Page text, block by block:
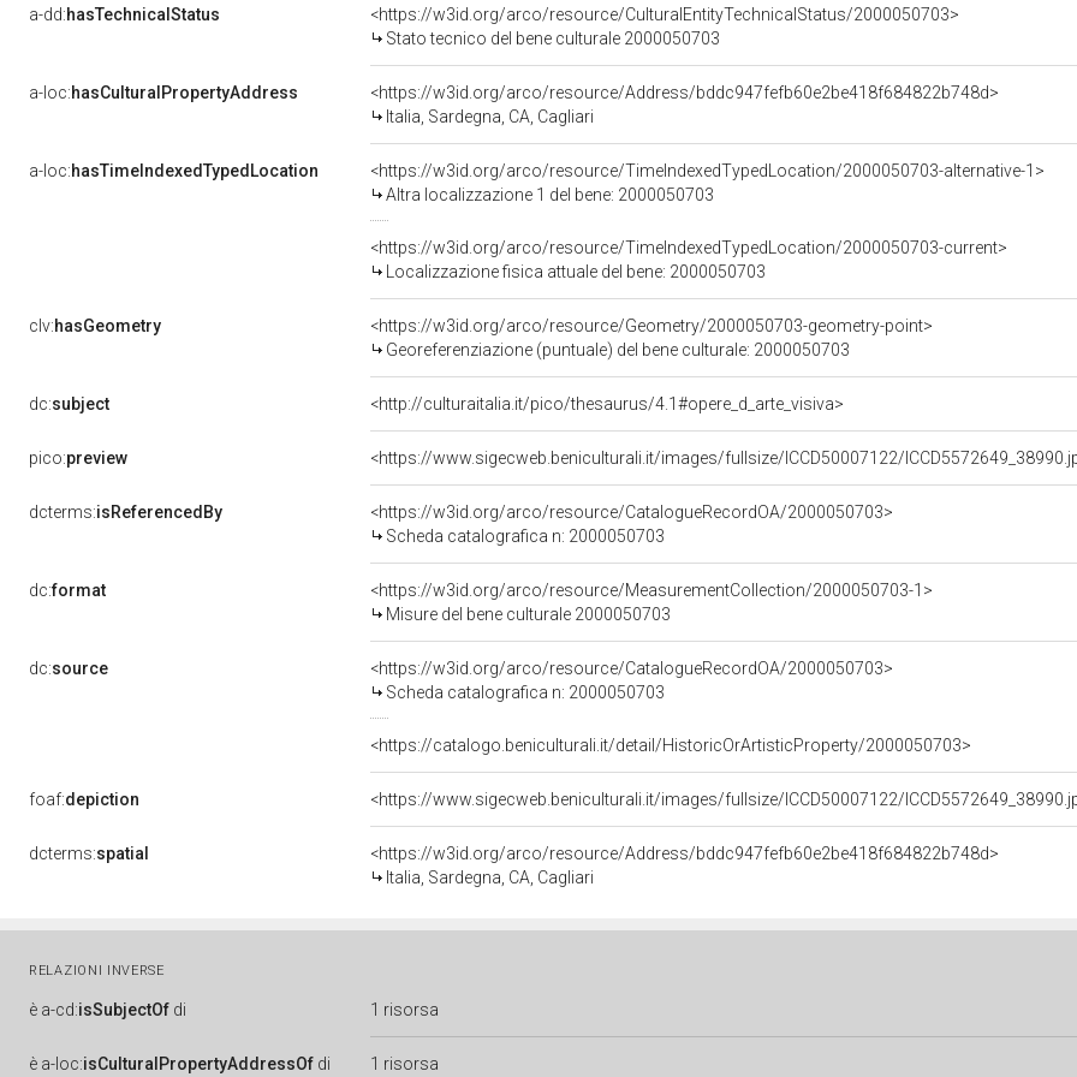
a-dd:hasTechnicalStatus
<https://w3id.org/arco/resource/CulturalEntityTechnicalStatus/2000050703>
Stato tecnico del bene culturale 2000050703
a-loc:hasCulturalPropertyAddress
<https://w3id.org/arco/resource/Address/bddc947fefb60e2be418f684822b748d>
Italia, Sardegna, CA, Cagliari
a-loc:hasTimeIndexedTypedLocation
<https://w3id.org/arco/resource/TimeIndexedTypedLocation/2000050703-alternative-1>
Altra localizzazione 1 del bene: 2000050703
<https://w3id.org/arco/resource/TimeIndexedTypedLocation/2000050703-current>
Localizzazione fisica attuale del bene: 2000050703
clv:hasGeometry
<https://w3id.org/arco/resource/Geometry/2000050703-geometry-point>
Georeferenziazione (puntuale) del bene culturale: 2000050703
dc:subject <http://culturaitalia.it/pico/thesaurus/4.1#opere_d_arte_visiva>
pico:preview <https://www.sigecweb.beniculturali.it/images/fullsize/ICCD50007122/
dcterms:isReferencedBy
<https://w3id.org/arco/resource/CatalogueRecordOA/2000050703>
Scheda catalografica n: 2000050703
dc:format
<https://w3id.org/arco/resource/MeasurementCollection/2000050703-1>
Misure del bene culturale 2000050703
dc:source
<https://w3id.org/arco/resource/CatalogueRecordOA/2000050703>
Scheda catalografica n: 2000050703
<https://catalogo.beniculturali.it/detail/HistoricOrArtisticProperty/2000050703>
foaf:depiction <https://www.sigecweb.beniculturali.it/images/fullsize/ICCD50007122/
dcterms:spatial
<https://w3id.org/arco/resource/Address/bddc947fefb60e2be418f684822b748d>
Italia, Sardegna, CA, Cagliari
RELAZIONI INVERSE
è a-cd:isSubjectOf di 1 risorsa
è a-loc:isCulturalPropertyAddressOf di 1 risorsa